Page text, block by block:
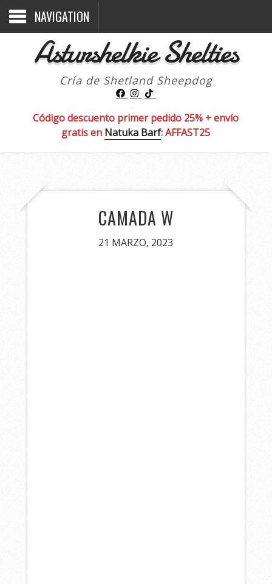
NAVIGATION
Asturshelkie Shelties
Cría de Shetland Sheepdog
Código descuento primer pedido 25% + envío
gratis en Natuka Barf: AFFAST25
CAMADA W
21 MARZO, 2023